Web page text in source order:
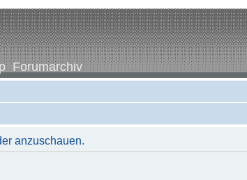
Forumarchiv
anzuschauen.